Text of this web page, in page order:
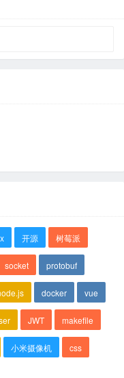
开源 树莓派
socket protobuf
docker vue
JWT makefile
小米摄像机 css